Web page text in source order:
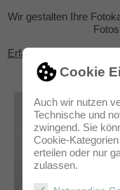
Cookie
Auch wir nutzen
Technische und
zwingend. Sie
Cookie-
erteilen oder nur
zulassen.
Wir gestalten Ihre
Erfahren Sie mehr über